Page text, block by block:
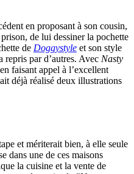
en proposant à son cousin,
de lui dessiner la pochette
de Doggystyle et son style
repris par d’autres. Avec Nasty
faisant appel à l’excellent
déjà réalisé deux illustrations
et mériterait bien, à elle seule
dans une de ces maisons
la cuisine et la vente de